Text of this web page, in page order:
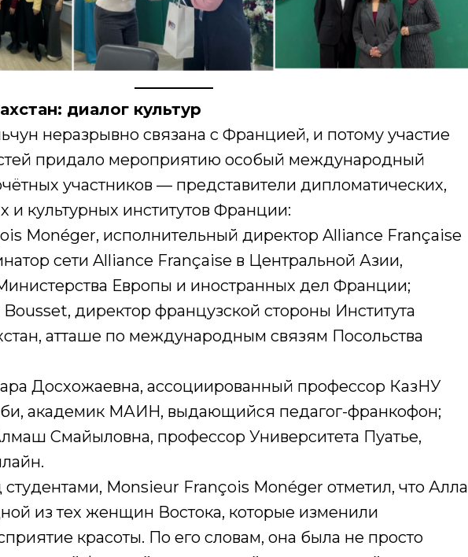
диалог культур
неразрывно связана с Францией, и потому участие
придало мероприятию особый международный
участников — представители дипломатических,
и культурных институтов Франции:
Monéger, исполнительный директор Alliance Française
сети Alliance Française в Центральной Азии,
Европы и иностранных дел Франции;
Bousset, директор французской стороны Института
атташе по международным связям Посольства
Досхожаевна, ассоциированный профессор КазНУ
академик МАИН, выдающийся педагог-франкофон;
Смайыловна, профессор Университета Пуатье,
Monsieur François Monéger отметил, что Алла
из тех женщин Востока, которые изменили
красоты. По его словам, она была не просто